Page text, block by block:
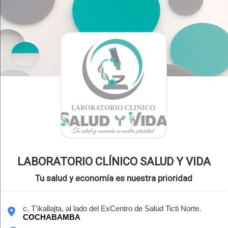
LABORATORIO CLÍNICO SALUD Y VIDA
Tu salud y economía es nuestra prioridad
c. T'ikallajta, al lado del ExCentro de Salud Ticti Norte.
COCHABAMBA